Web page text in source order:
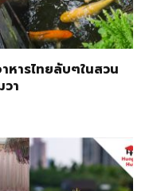
หารไทยลับๆในสวน
า